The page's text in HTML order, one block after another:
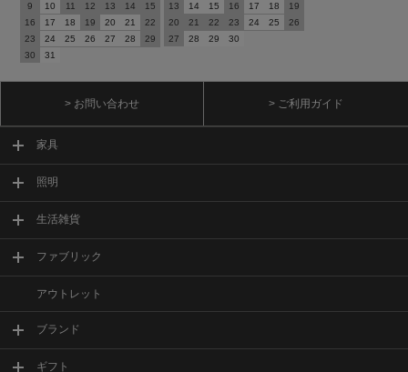
9
10 11 12 13 14
15
16
17 18 19 20 21
22
23
24 25 26 27 28
29
30
31
13
14 15 16 17 18
19
20
21 22 23 24 25
26
27
28 29 30
> お問い合わせ > ご利用ガイド
家具
照明
生活雑貨
ファブリック
アウトレット
ブランド
ギフト